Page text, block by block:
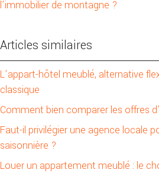
l’immobilier de montagne ?
Articles similaires
L’appart-hôtel meublé, alternative
classique
Comment bien comparer les offres
Faut-il privilégier une agence locale
saisonnière ?
Louer un appartement meublé : le